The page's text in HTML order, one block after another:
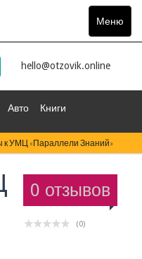
Меню
Toggle
hello@otzovik.online
Авто Книги
к УМЦ «Параллели Знаний»
0 отзывов
(0)